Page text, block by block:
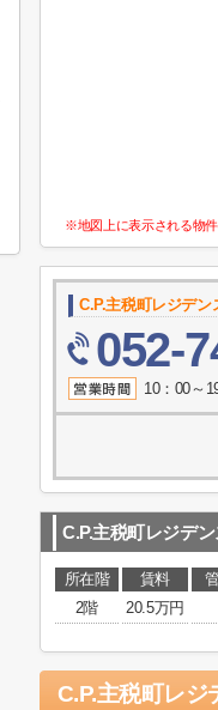
※地図上に表示される物
C.P.主税町レジデン
052-
10：00～
C.P.主税町レジデン
所在階 賃料
2階
20.5万円
C.P.主税町レジ